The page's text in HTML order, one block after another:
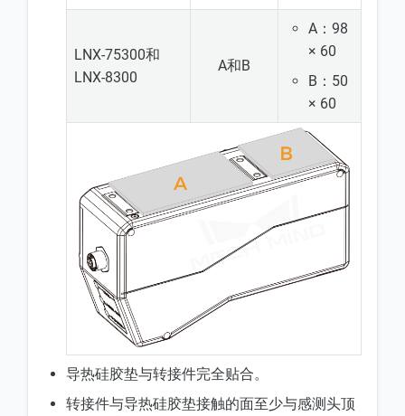
LNX-75300和
LNX-8300
A和B
A：98
× 60
B：50
× 60
导热硅胶垫与转接件完全贴合。
转接件与导热硅胶垫接触的面至少与感测头顶